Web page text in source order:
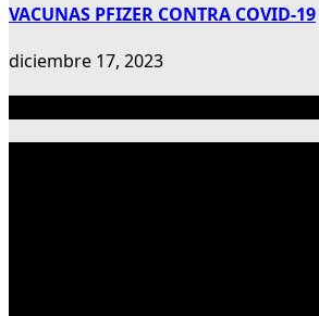
VACUNAS PFIZER CONTRA COVID-19
diciembre 17, 2023